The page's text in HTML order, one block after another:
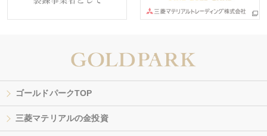
ゴールドパークTOP
三菱マテリアルの金投資